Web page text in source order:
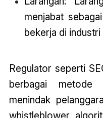
menjabat
bekerja di industri
Regulator seperti
berbagai metode
menindak
whistleblower,